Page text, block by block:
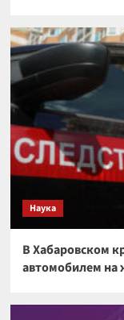
Наука
В Хабаровском
автомобилем на